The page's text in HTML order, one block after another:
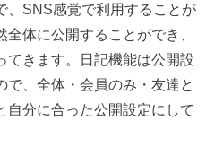
、SNS感覚で利用することが
体に公開することができ、
てきます。日記機能は公開設
で、全体・会員のみ・友達と
自分に合った公開設定にして